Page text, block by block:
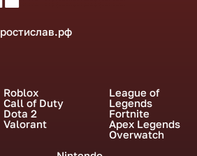
ростислав.рф
Roblox
Call of Duty
Dota 2
Valorant
League of
Legends
Fortnite
Apex Legends
Overwatch